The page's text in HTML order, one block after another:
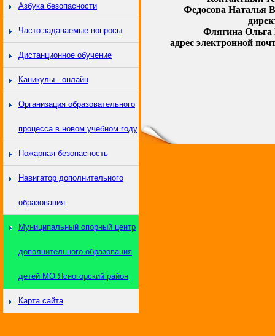
Азбука безопасности
Часто задаваемые вопросы
Дистанционное обучение
Каникулы - онлайн
Организация образовательного
процесса в новом учебном году
Пожарная безопасность
Навигатор дополнительного
образования
Муниципальный опорный центр
дополнительного образования
детей МО Ясногорский район
Карта сайта
Федосова Наталья
Флягина Ольга
адрес электронной